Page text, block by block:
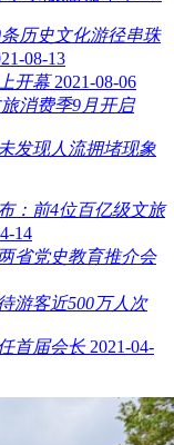
历史文化游径串珠
08-13
开幕 2021-08-06
消费季9月开启
发现人流拥堵现象
：前4位百亿级文旅
14
省党史教育推介会
游客近500万人次
首届会长 2021-04-